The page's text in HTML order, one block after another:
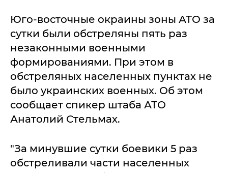
Юго-восточные окраины зоны АТО за
сутки были обстреляны пять раз
незаконными военными
формированиями. При этом в
обстреляных населенных пунктах не
было украинских военных. Об этом
сообщает спикер штаба АТО
Анатолий Стельмах.
"За минувшие сутки боевики 5 раз
обстреливали части населенных